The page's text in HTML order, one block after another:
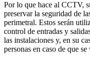
Por lo que hace al CCTV,
preservar la seguridad de
perimetral. Estos serán
control de entradas y
las instalaciones y, en su
personas en caso de que